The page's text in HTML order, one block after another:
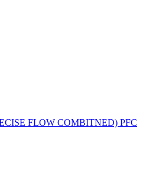
FLOW COMBIТNED) PFC